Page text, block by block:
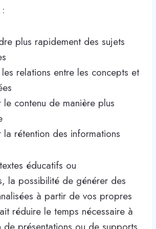
plus rapidement des sujets
les relations entre les concepts et
le contenu de manière plus
la rétention des informations
éducatifs ou
la possibilité de générer des
à partir de vos propres
réduire le temps nécessaire à